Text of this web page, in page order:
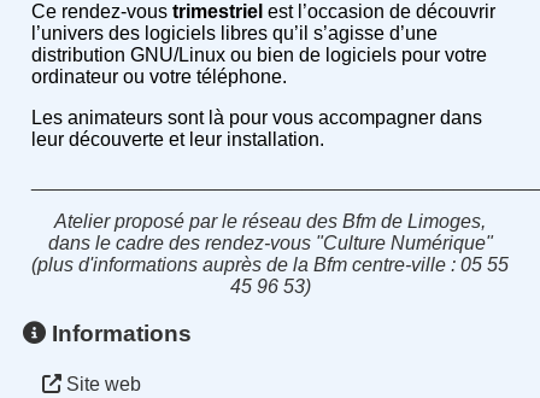
Ce rendez-vous trimestriel est l’occasion de découvrir
l’univers des logiciels libres qu’il s’agisse d’une
distribution GNU/Linux ou bien de logiciels pour votre
ordinateur ou votre téléphone.
Les animateurs sont là pour vous accompagner dans
leur découverte et leur installation.
Atelier proposé par le réseau des Bfm de Limoges,
dans le cadre des rendez-vous "Culture Numérique"
(plus d'informations auprès de la Bfm centre-ville : 05 55
45 96 53)
Informations
Site web